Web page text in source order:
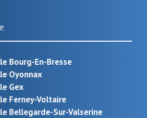
Bourg-En-Bresse
Oyonnax
Gex
Ferney-Voltaire
Bellegarde-Sur-Valserine